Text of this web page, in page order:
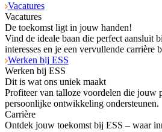
Vacatures
Vacatures
De toekomst ligt in jouw handen!
Vind de ideale baan die perfect aansluit
interesses en je een vervullende carrière
Werken bij ESS
Werken bij ESS
Dit is wat ons uniek maakt
Profiteer van talloze voordelen die jouw
persoonlijke ontwikkeling ondersteunen.
Carrière
Ontdek jouw toekomst bij ESS – waar